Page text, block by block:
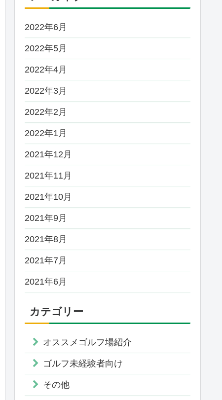
2022年6月
2022年5月
2022年4月
2022年3月
2022年2月
2022年1月
2021年12月
2021年11月
2021年10月
2021年9月
2021年8月
2021年7月
2021年6月
カテゴリー
オススメゴルフ場紹介
ゴルフ未経験者向け
その他